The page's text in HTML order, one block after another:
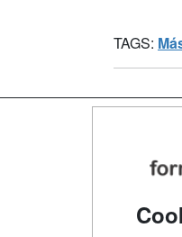
TAGS: